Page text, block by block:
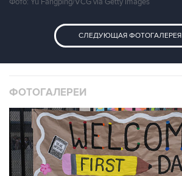
СЛЕДУЮЩАЯ ФОТОГАЛЕРЕЯ
ФОТОГАЛЕРЕИ